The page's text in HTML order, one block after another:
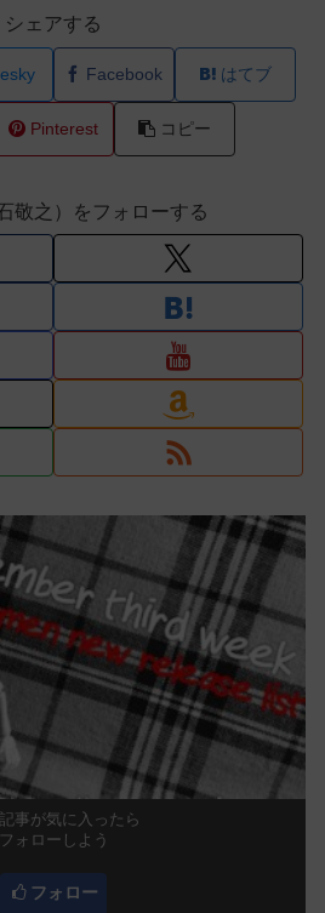
シェアする
Facebook はてブ
Pinterest コピー
敬之）をフォローする
事が気に入ったら
フォローしよう
フォロー